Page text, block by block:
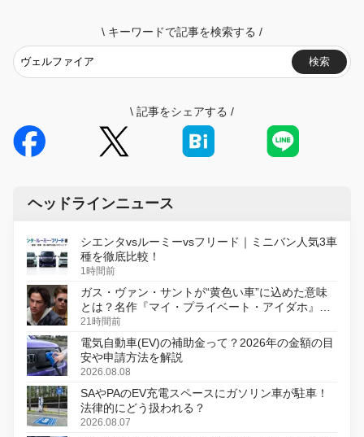
\ キーワードで記事を検索する /
検索
\ 記事をシェアする /
ヘッドラインニュース
シエンタvsルーミーvsフリード｜ミニバン人気3車
種を徹底比較！
1時間前
ガス・ヴァン・サントが“黄色い車”に込めた意味
とは？名作『マイ・プライベート・アイダホ』が
初のデジタルリマスター版で復活
21時間前
電気自動車(EV)の補助金って？2026年の金額の目
安や申請方法を解説
2026.08.08
SAやPAのEV充電スペースにガソリン車が駐車！
法律的にどう扱われる？
2026.08.07